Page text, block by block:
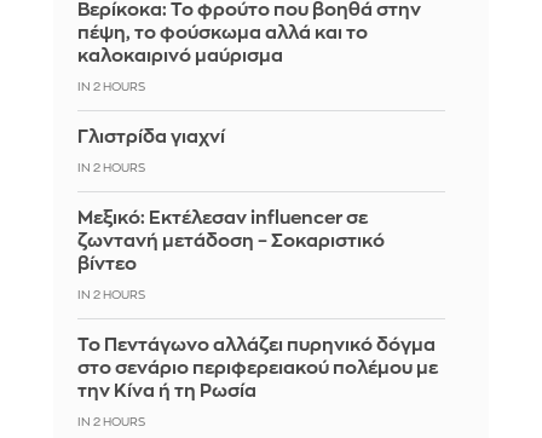
Βερίκοκα: Το φρούτο που βοηθά στην
πέψη, το φούσκωμα αλλά και το
καλοκαιρινό μαύρισμα
IN 2 HOURS
Γλιστρίδα γιαχνί
IN 2 HOURS
Μεξικό: Εκτέλεσαν influencer σε
ζωντανή μετάδοση – Σοκαριστικό
βίντεο
IN 2 HOURS
Το Πεντάγωνο αλλάζει πυρηνικό δόγμα
στο σενάριο περιφερειακού πολέμου με
την Κίνα ή τη Ρωσία
IN 2 HOURS